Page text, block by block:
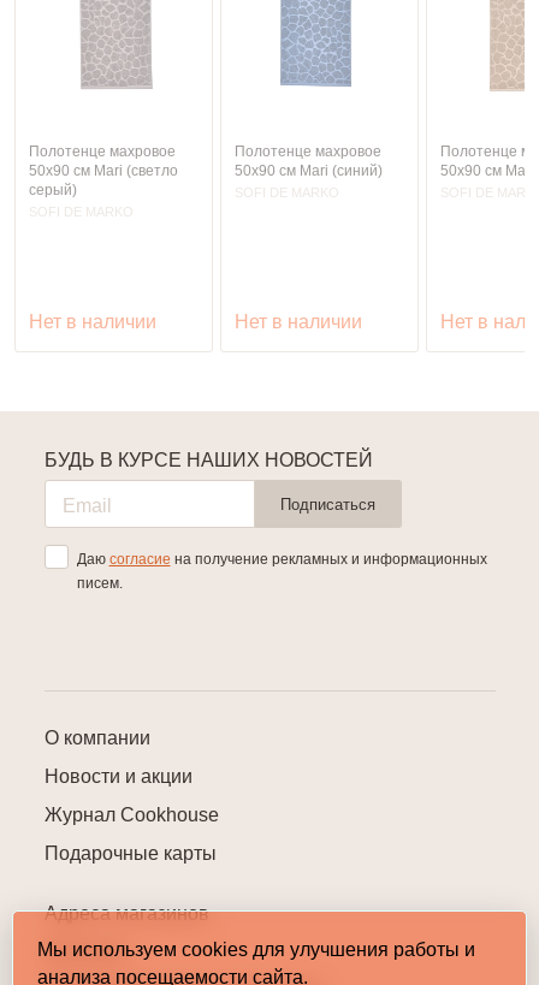
Полотенце махровое
50х90 см Mari (светло
серый)
SOFI DE MARKO
Нет в наличии
Полотенце махровое
50х90 см Mari (синий)
SOFI DE MARKO
Нет в наличии
Полотенце
50х90 см Mari
SOFI DE
Нет в
О компании
Новости и акции
Журнал Cookhouse
Подарочные карты
Адреса магазинов
Контакты
БУДЬ В КУРСЕ НАШИХ НОВОСТЕЙ
Подписаться
Даю согласие на получение рекламных и информационных
писем.
Мы используем cookies для улучшения работы и
анализа посещаемости сайта.